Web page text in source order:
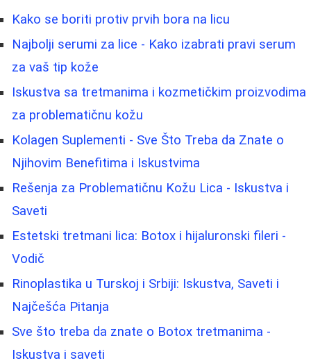
Kako se boriti protiv prvih bora na licu
Najbolji serumi za lice - Kako izabrati pravi serum
za vaš tip kože
Iskustva sa tretmanima i kozmetičkim proizvodima
za problematičnu kožu
Kolagen Suplementi - Sve Što Treba da Znate o
Njihovim Benefitima i Iskustvima
Rešenja za Problematičnu Kožu Lica - Iskustva i
Saveti
Estetski tretmani lica: Botox i hijaluronski fileri -
Vodič
Rinoplastika u Turskoj i Srbiji: Iskustva, Saveti i
Najčešća Pitanja
Sve što treba da znate o Botox tretmanima -
Iskustva i saveti